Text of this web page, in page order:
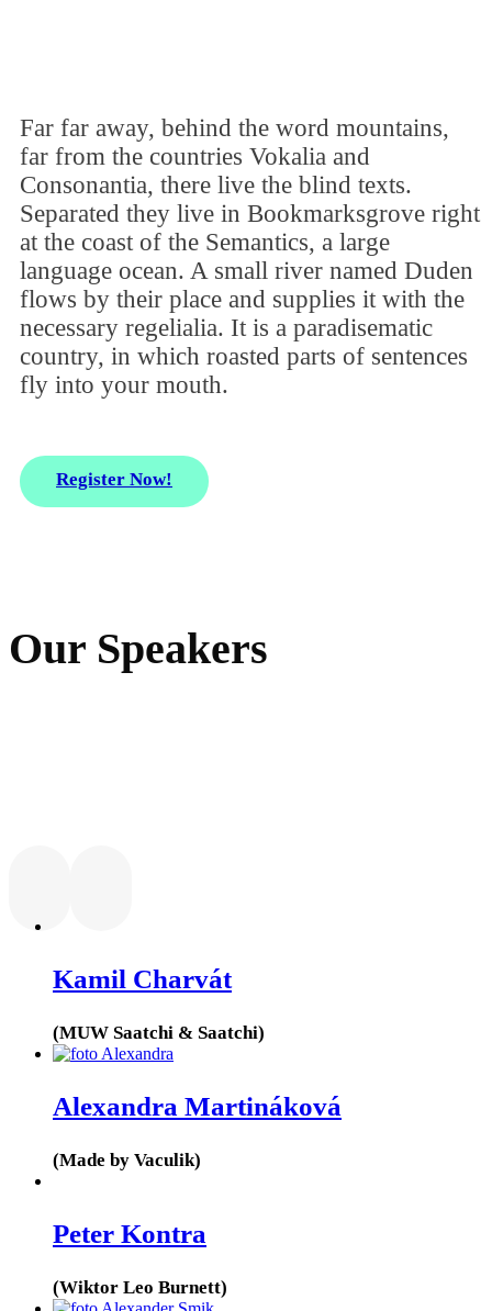
Far far away, behind the word mountains,
far from the countries Vokalia and
Consonantia, there live the blind texts.
Separated they live in Bookmarksgrove right
at the coast of the Semantics, a large
language ocean. A small river named Duden
flows by their place and supplies it with the
necessary regelialia. It is a paradisematic
country, in which roasted parts of sentences
fly into your mouth.
Register Now!
Our Speakers
Kamil Charvát
(MUW Saatchi & Saatchi)
Alexandra Martináková
(Made by Vaculik)
Peter Kontra
(Wiktor Leo Burnett)